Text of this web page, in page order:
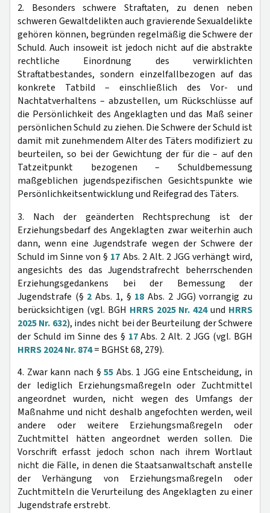
2. Besonders schwere Straftaten, zu denen neben
schweren Gewaltdelikten auch gravierende Sexualdelikte
gehören können, begründen regelmäßig die Schwere der
Schuld. Auch insoweit ist jedoch nicht auf die abstrakte
rechtliche Einordnung des verwirklichten
Straftatbestandes, sondern einzelfallbezogen auf das
konkrete Tatbild – einschließlich des Vor- und
Nachtatverhaltens – abzustellen, um Rückschlüsse auf
die Persönlichkeit des Angeklagten und das Maß seiner
persönlichen Schuld zu ziehen. Die Schwere der Schuld ist
damit mit zunehmendem Alter des Täters modifiziert zu
beurteilen, so bei der Gewichtung der für die – auf den
Tatzeitpunkt bezogenen – Schuldbemessung
maßgeblichen jugendspezifischen Gesichtspunkte wie
Persönlichkeitsentwicklung und Reifegrad des Täters.
3. Nach der geänderten Rechtsprechung ist der
Erziehungsbedarf des Angeklagten zwar weiterhin auch
dann, wenn eine Jugendstrafe wegen der Schwere der
Schuld im Sinne von § 17 Abs. 2 Alt. 2 JGG verhängt wird,
angesichts des das Jugendstrafrecht beherrschenden
Erziehungsgedankens bei der Bemessung der
Jugendstrafe (§ 2 Abs. 1, § 18 Abs. 2 JGG) vorrangig zu
berücksichtigen (vgl. BGH HRRS 2025 Nr. 424und HRRS
2025 Nr. 632), indes nicht bei der Beurteilung der Schwere
der Schuld im Sinne des § 17Abs. 2 Alt. 2 JGG (vgl. BGH
HRRS 2024 Nr. 874= BGHSt 68, 279).
4. Zwar kann nach §55 Abs. 1 JGG eine Entscheidung, in
der lediglich Erziehungsmaßregeln oder Zuchtmittel
angeordnet wurden, nicht wegen des Umfangs der
Maßnahme und nicht deshalb angefochten werden, weil
andere oder weitere Erziehungsmaßregeln oder
Zuchtmittel hätten angeordnet werden sollen. Die
Vorschrift erfasst jedoch schon nach ihrem Wortlaut
nicht die Fälle, in denen die Staatsanwaltschaft anstelle
der Verhängung von Erziehungsmaßregeln oder
Zuchtmitteln die Verurteilung des Angeklagten zu einer
Jugendstrafe erstrebt.